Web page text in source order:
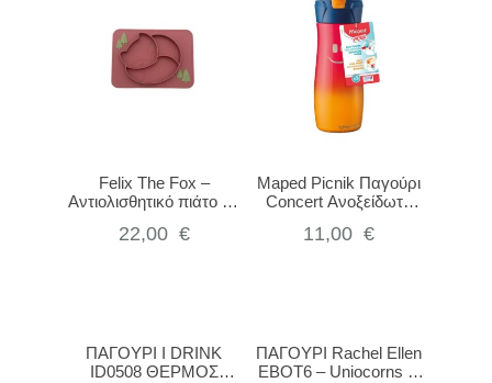
Felix The Fox –
Αντιολισθητικό πιάτο με
22,00 €
Maped Picnik Παγούρι
Concert Ανοξείδωτο
11,00 €
ΠΑΓΟΥΡΙ I DRINK
ID0508 ΘΕΡΜΟΣ
ΠΑΓΟΥΡΙ Rachel Ellen
EBOT6 – Uniocorns &